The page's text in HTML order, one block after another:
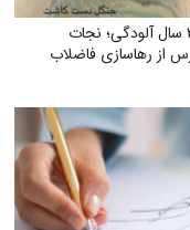
پایان ۳۰ سال آلودگی؛ نجات
از رهاسازی فاضلاب